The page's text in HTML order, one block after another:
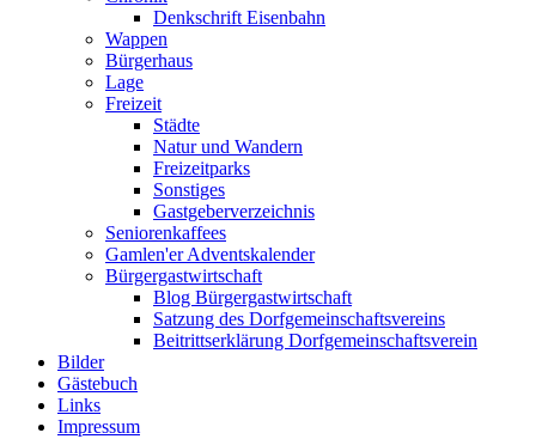
Denkschrift Eisenbahn
Wappen
Bürgerhaus
Lage
Freizeit
Städte
Natur und Wandern
Freizeitparks
Sonstiges
Gastgeberverzeichnis
Seniorenkaffees
Gamlen'er Adventskalender
Bürgergastwirtschaft
Blog Bürgergastwirtschaft
Satzung des Dorfgemeinschaftsvereins
Beitrittserklärung Dorfgemeinschaftsverein
Bilder
Gästebuch
Links
Impressum